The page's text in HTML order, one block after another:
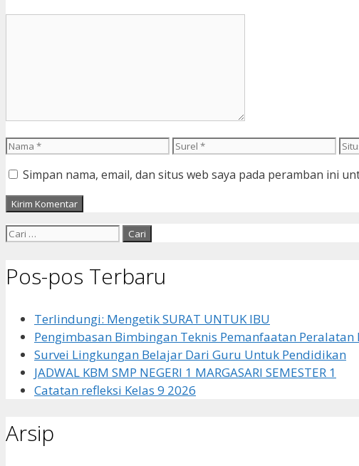
Nama Surel
Simpan nama, email, dan situs web saya pada peramban ini
Cari
Pos-pos Terbaru
Terlindungi: Mengetik SURAT UNTUK IBU
Pengimbasan Bimbingan Teknis Pemanfaatan
Survei Lingkungan Belajar Dari Guru Untuk Pendidikan
JADWAL KBM SMP NEGERI 1 MARGASARI SEMESTER 1
Catatan refleksi Kelas 9 2026
Arsip